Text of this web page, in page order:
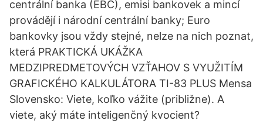
centrální banka (EBC), emisi bankovek a mincí
provádějí i národní centrální banky; Euro
bankovky jsou vždy stejné, nelze na nich poznat,
která PRAKTICKÁ UKÁŽKA
MEDZIPREDMETOVÝCH VZŤAHOV S VYUŽITÍM
GRAFICKÉHO KALKULÁTORA TI-83 PLUS Mensa
Slovensko: Viete, koľko vážite (približne). A
viete, aký máte inteligenčný kvocient?